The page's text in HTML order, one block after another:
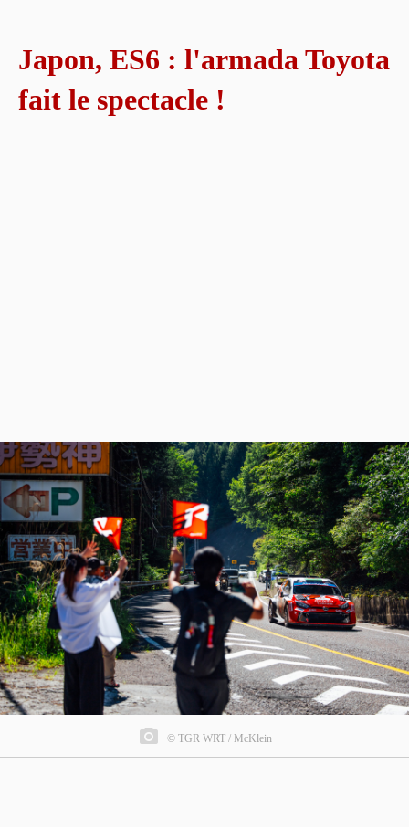
Japon, ES6 : l'armada Toyota
fait le spectacle !
© TGR WRT / McKlein